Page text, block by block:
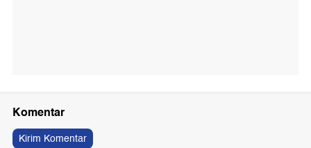
Komentar
Kirim Komentar